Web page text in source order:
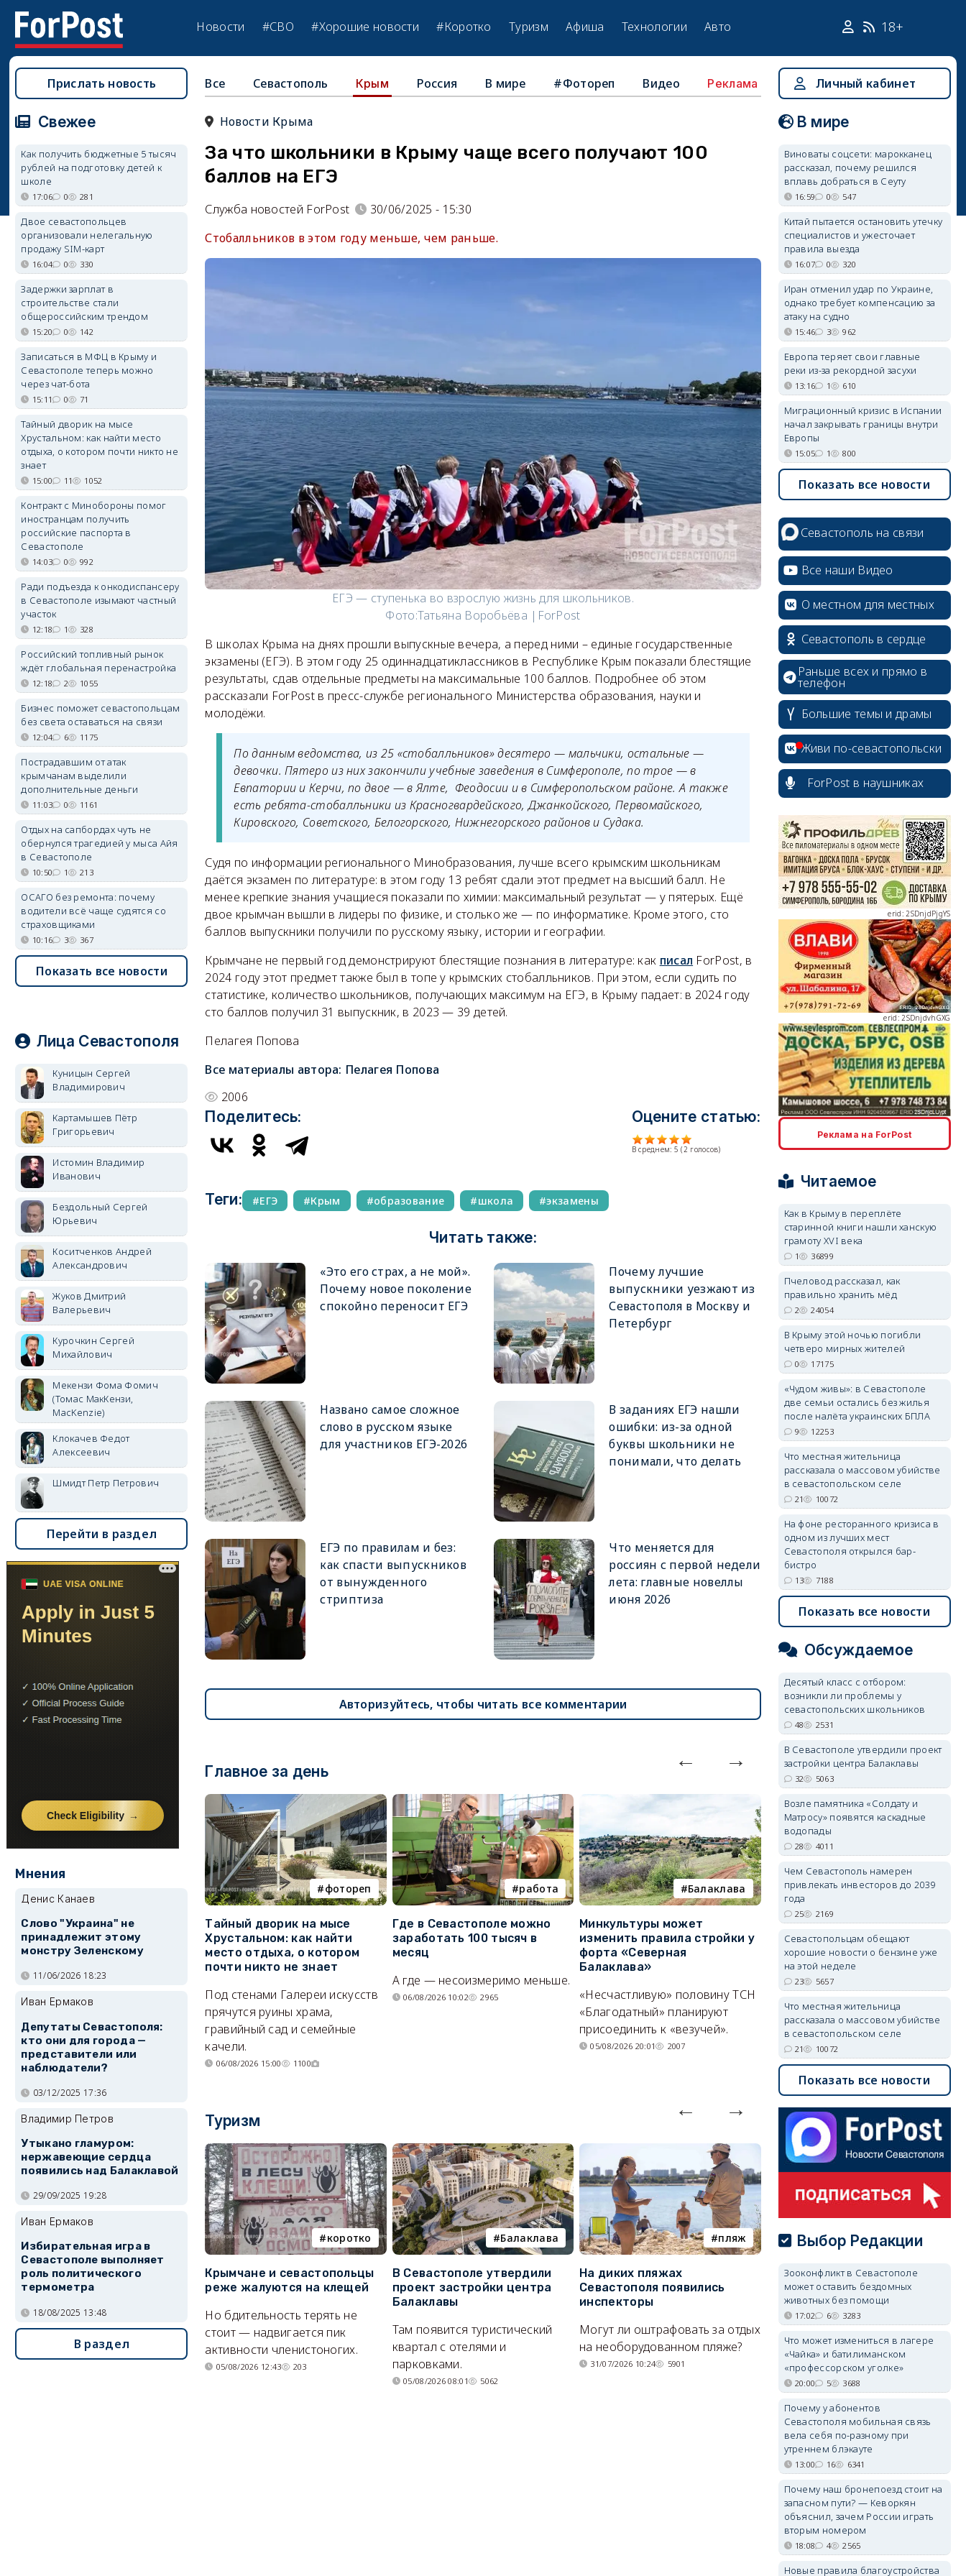
Новости #СВО #Хорошие новости #Коротко Туризм Афиша Технологии Авто 18+
Все Севастополь Крым Россия В мире #Фотореп Видео Реклама
Новости Крыма
За что школьники в Крыму чаще всего получают 100
баллов на ЕГЭ
Служба новостей ForPost
30/06/2025 - 15:30
Стобалльников в этом году меньше, чем раньше.
ЕГЭ — ступенька во взрослую жизнь для школьников.
Фото:Татьяна Воробьёва |ForPost
В школах Крыма на днях прошли выпускные вечера, а перед ними – единые государственные
экзамены (ЕГЭ). В этом году 25 одиннадцатиклассников в Республике Крым показали блестящие
результаты, сдав отдельные предметы на максимальные 100 баллов. Подробнее об этом
рассказали ForPost в пресс-службе регионального Министерства образования, науки и
молодёжи.
По данным ведомства, из 25 «стобалльников» десятеро — мальчики, остальные —
девочки. Пятеро из них закончили учебные заведения в Симферополе, по трое — в
Евпатории и Керчи, по двое — в Ялте, Феодосии и в Симферопольском районе. А также
есть ребята-стобалльники из Красногвардейского, Джанкойского, Первомайского,
Кировского, Советского, Белогорского, Нижнегорского районов и Судака.
Судя по информации регионального Минобразования, лучше всего крымским школьникам
даётся экзамен по литературе: в этом году 13 ребят сдали этот предмет на высший балл. Не
менее крепкие знания учащиеся показали по химии: максимальный результат — у пятерых. Ещё
двое крымчан вышли в лидеры по физике, и столько же — по информатике. Кроме этого, сто
баллов выпускники получили по русскому языку, истории и географии.
Крымчане не первый год демонстрируют блестящие познания в литературе: как писал ForPost, в
2024 году этот предмет также был в топе у крымских стобалльников. При этом, если судить по
статистике, количество школьников, получающих максимум на ЕГЭ, в Крыму падает: в 2024 году
сто баллов получил 31 выпускник, в 2023 — 39 детей.
Пелагея Попова
Все материалы автора: Пелагея Попова
2006
Поделитесь: Оцените статью:
В среднем: 5 (2 голосов)
Теги: ЕГЭ Крым образование школа экзамены
Читать также:
«Это его страх, а не мой».
Почему новое поколение
спокойно переносит ЕГЭ
Почему лучшие
выпускники уезжают из
Севастополя в Москву и
Петербург
Названо самое сложное
слово в русском языке
для участников ЕГЭ-2026
В заданиях ЕГЭ нашли
ошибки: из-за одной
буквы школьники не
понимали, что делать
ЕГЭ по правилам и без:
как спасти выпускников
от вынужденного
стриптиза
Что меняется для
россиян с первой недели
лета: главные новеллы
июня 2026
Авторизуйтесь, чтобы читать все комментарии
Главное за день
фотореп
Тайный дворик на мысе
Хрустальном: как найти
место отдыха, о котором
почти никто не знает
Под стенами Галереи искусств
прячутся руины храма,
гравийный сад и семейные
качели.
06/08/2026 15:00 1100
работа
Где в Севастополе можно
заработать 100 тысяч в
месяц
А где — несоизмеримо меньше.
06/08/2026 10:02 2965
Балаклава
Минкультуры может
изменить правила стройки у
форта «Северная
Балаклава»
«Несчастливую» половину ТСН
«Благодатный» планируют
присоединить к «везучей».
05/08/2026 20:01 2007
покушение
Совершено покушение на
разработчика дронов
«Упырь» — что известно к
этому часу
Сработало взрывное
устройство, заложенное под
автомобиль Владимира
Ткачука.
05/08/2026 17:18 1741
Туризм
коротко
Крымчане и севастопольцы
реже жалуются на клещей
Но бдительность терять не
стоит — надвигается пик
активности членистоногих.
05/08/2026 12:43 203
Балаклава
В Севастополе утвердили
проект застройки центра
Балаклавы
Там появится туристический
квартал с отелями и
парковками.
05/08/2026 08:01 5062
пляж
На диких пляжах
Севастополя появились
инспекторы
Могут ли оштрафовать за отдых
на необорудованном пляже?
31/07/2026 10:24 5901
туризм
Двух москвичей на
сапбордах унесло от берега
Крыма на километр в море
Спасатели благополучно
вернули туристов обратно на
сушу.
29/07/2026 17:03 6380
Прислать новость
Свежее
Как получить бюджетные 5 тысяч
рублей на подготовку детей к
школе
17:06 0 281
Двое севастопольцев
организовали нелегальную
продажу SIM-карт
16:04 0 330
Задержки зарплат в
строительстве стали
общероссийским трендом
15:20 0 142
Записаться в МФЦ в Крыму и
Севастополе теперь можно
через чат-бота
15:11 0 71
Тайный дворик на мысе
Хрустальном: как найти место
отдыха, о котором почти никто не
знает
15:00 11 1052
Контракт с Минобороны помог
иностранцам получить
российские паспорта в
Севастополе
14:03 0 992
Ради подъезда к онкодиспансеру
в Севастополе изымают частный
участок
12:18 1 328
Российский топливный рынок
ждёт глобальная перенастройка
12:18 2 1055
Бизнес поможет севастопольцам
без света оставаться на связи
12:04 6 1175
Пострадавшим от атак
крымчанам выделили
дополнительные деньги
11:03 0 1161
Отдых на сапбордах чуть не
обернулся трагедией у мыса Айя
в Севастополе
10:50 1 213
ОСАГО без ремонта: почему
водители всё чаще судятся со
страховщиками
10:16 3 367
Показать все новости
Лица Севастополя
Куницын Сергей
Владимирович
Картамышев Пётр
Григорьевич
Истомин Владимир
Иванович
Бездольный Сергей
Юрьевич
Коситченков Андрей
Александрович
Жуков Дмитрий
Валерьевич
Курочкин Сергей
Михайлович
Мекензи Фома Фомич
(Томас МакКензи,
MacKenzie)
Клокачев Федот
Алексеевич
Шмидт Петр Петрович
Перейти в раздел
Мнения
Денис Канаев
Слово "Украина" не
принадлежит этому
монстру Зеленскому
11/06/2026 18:23
Иван Ермаков
Депутаты Севастополя:
кто они для города —
представители или
наблюдатели?
03/12/2025 17:36
Владимир Петров
Утыкано гламуром:
нержавеющие сердца
появились над Балаклавой
29/09/2025 19:28
Иван Ермаков
Избирательная игра в
Севастополе выполняет
роль политического
термометра
18/08/2025 13:48
В раздел
Личный кабинет
В мире
Виноваты соцсети: марокканец
рассказал, почему решился
вплавь добраться в Сеуту
16:59 0 547
Китай пытается остановить утечку
специалистов и ужесточает
правила выезда
16:07 0 320
Иран отменил удар по Украине,
однако требует компенсацию за
атаку на судно
15:46 3 962
Европа теряет свои главные
реки из-за рекордной засухи
13:16 1 610
Миграционный кризис в Испании
начал закрывать границы внутри
Европы
15:05 1 800
Показать все новости
Севастополь на связи
Все наши Видео
О местном для местных
Севастополь в сердце
Раньше всех и прямо в
телефон
Большие темы и драмы
Живи по-севастопольски
ForPost в наушниках
erid: 2SDnjdPjgYS
erid: 2SDnjdvhGXG
erid: 2SDnjcLUypt
erid: 2SDnjcrDNw6
erid: 2SDnjdPjgYS
Реклама на ForPost
Читаемое
Как в Крыму в переплёте
старинной книги нашли ханскую
грамоту XVI века
1 36899
Пчеловод рассказал, как
правильно хранить мёд
2 24054
В Крыму этой ночью погибли
четверо мирных жителей
0 17175
«Чудом живы»: в Севастополе
две семьи остались без жилья
после налёта украинских БПЛА
9 12253
Что местная жительница
рассказала о массовом убийстве
в севастопольском селе
21 10072
На фоне ресторанного кризиса в
одном из лучших мест
Севастополя открылся бар-
бистро
13 7188
Показать все новости
Обсуждаемое
Десятый класс с отбором:
возникли ли проблемы у
севастопольских школьников
48 2531
В Севастополе утвердили проект
застройки центра Балаклавы
32 5063
Возле памятника «Солдату и
Матросу» появятся каскадные
водопады
28 4011
Чем Севастополь намерен
привлекать инвесторов до 2039
года
25 2169
Севастопольцам обещают
хорошие новости о бензине уже
на этой неделе
23 5657
Что местная жительница
рассказала о массовом убийстве
в севастопольском селе
21 10072
Показать все новости
Выбор Редакции
Зооконфликт в Севастополе
может оставить бездомных
животных без помощи
17:02 6 3283
Что может измениться в лагере
«Чайка» и батилиманском
«профессорском уголке»
20:00 5 3688
Почему у абонентов
Севастополя мобильная связь
вела себя по-разному при
утреннем блэкауте
13:00 16 6341
Почему наш бронепоезд стоит на
запасном пути? — Кеворкян
объяснил, зачем России играть
вторым номером
18:08 4 2565
Новые правила благоустройства